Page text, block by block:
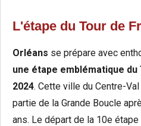
L'étape du Tour de
Orléans se prépare avec
une étape emblématique
2024. Cette ville du Centre-
partie de la Grande Boucle
ans. Le départ de la 10e